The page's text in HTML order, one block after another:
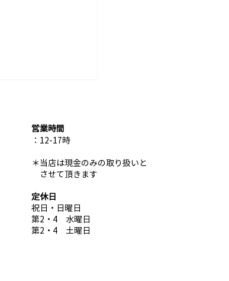
営業時間
：12-17時
​＊当店は現金のみの取り扱いと
させて頂きます
定休日
祝日・日曜日
第2・4 水曜日
第2・4 土曜日